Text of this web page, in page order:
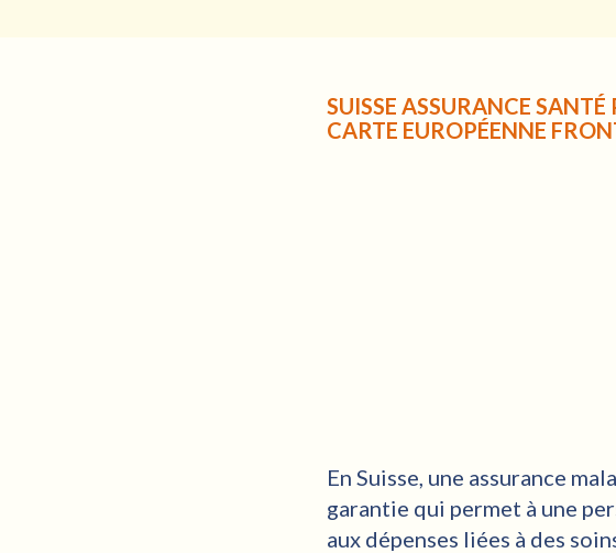
SUISSE ASSURANCE
CARTE EUROPÉENNE
En Suisse, une assurance
garantie qui permet à une
aux dépenses liées à des